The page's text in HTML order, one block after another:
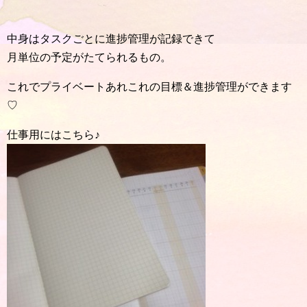
中身はタスクごとに進捗管理が記録できて
月単位の予定がたてられるもの。
これでプライベートあれこれの目標＆進捗管理ができます
♡
仕事用にはこちら♪